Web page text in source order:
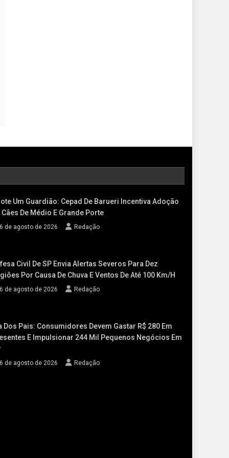
Um Guardião: Cepad De Barueri Incentiva Adoção
Cães De Médio E Grande Porte
de agosto de 2026 Redação
Civil De SP Envia Alertas Severos Para Dez
Por Causa De Chuva E Ventos De Até 100 Km/h
de agosto de 2026 Redação
Dos Pais: Consumidores Devem Gastar R$ 280 Em
E Impulsionar 244 Mil Pequenos Negócios Em
de agosto de 2026 Redação